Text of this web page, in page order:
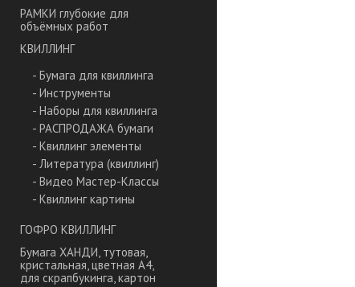
РАМКИ глубокие для
объёмных работ
КВИЛЛИНГ
- Бумага для квиллинга
- Инструменты
- Наборы для квиллинга
- РАСПРОДАЖА бумаги
- Квиллинг элементы
- Литература (квиллинг)
- Видео Мастер-Классы
- Квиллинг картины
ГОФРО КВИЛЛИНГ
Бумага ХАНДИ, тутовая,
кристальная, цветная А4,
для скрапбукинга, картон